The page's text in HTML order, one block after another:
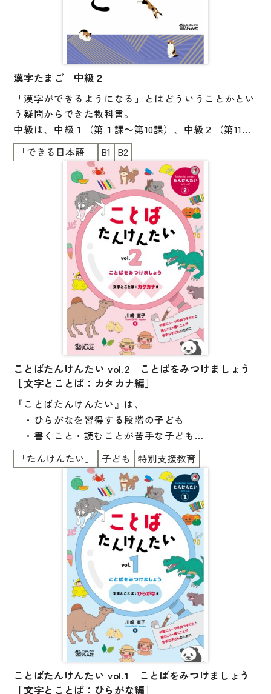
視聴覚・補助教材
ビデオ・ＤＶＤ
コンピューター
カード・ゲーム・絵教材
絵本・子ども向け補助
図表
日本語学習辞典
漢字字典（辞典）
スペイン語辞典
ポルトガル語辞典
各国語辞典
国語辞典
漢字・漢和辞典
語学・文法辞典
表現・用字用語辞典
比較文化辞典
教師用参考書
日本語教授法
教室活動参考書
語彙・意味
しゴムの使い方やはさみを使った巧緻性の向上、さら
に算数につながる図形認識まで、学習の基礎を支える
多彩なアクティビティを収録しています。
本教材を通した学習・支援の場で、子どもたちが楽し
い時間を過ごせるように、ゲームやクイズなどの要素
も取り入れられています。
巻頭には、日本語教育と特別支援教育の専門家による
学習項目の解説と支援のヒントを掲載しています。
漢字たまご 中級２
「漢字ができるようになる」とはどういうことかとい
う疑問からできた教科書。
中級は、中級１（第１課～第10課）、中級２（第11課
～第20課）の２分冊となっています。
＜３つの柱＞
・何ができるかが明確になっている
・漢字の接触場面から学ぶ
・漢字学習ストラテジーを身につける
「できる日本語」 B1 B2
ことばたんけんたい vol.2 ことばをみつけましょう
［文字とことば：カタカナ編］
『ことばたんけんたい』は、
・ひらがなを習得する段階の子ども
・書くこと・読むことが苦手な子ども
・外国にルーツを持つ子ども
を主な対象にしています。
子どもたちに寄り添う支援をするために、
日本語教育と特別支援教育の双方の視点を取り入れ
眼球運動やソーシャルスキルトレーニングなどを組み
開発された教材です。
本教材を通した学習・支援の場で、子どもたちが楽し
い時間を過ごせるように、
ゲームやクイズなどの要素も取り入れられています。
巻頭には、日本語教育と特別支援教育の専門家による
学習項目の解説と支援のヒントを掲載。
「たんけんたい」 子ども 特別支援教育
ことばたんけんたい vol.1 ことばをみつけましょう
［文字とことば：ひらがな編］